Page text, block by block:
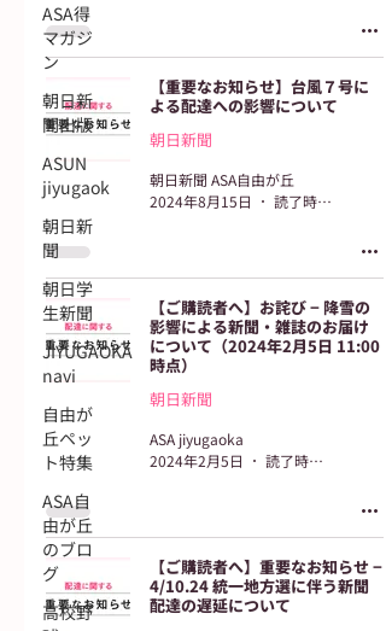
ASA得
マガジ
ン
朝日新
聞出版
ASUN
jiyugaok
朝日新
聞
朝日学
生新聞
JIYUGAOKA
navi
自由が
丘ペッ
ト特集
ASA自
由が丘
のブロ
グ
高校野
【重要なお知らせ】台風７号に
よる配達への影響について
朝日新聞
朝日新聞 ASA自由が丘
2024年8月15日
読了時間: 1分
【ご購読者へ】お詫び − 降雪の
影響による新聞・雑誌のお届け
について（2024年2月5日 11:00
時点）
朝日新聞
ASA jiyugaoka
2024年2月5日
読了時間: 1分
【ご購読者へ】重要なお知らせ −
4/10.24 統一地方選に伴う新聞
配達の遅延について